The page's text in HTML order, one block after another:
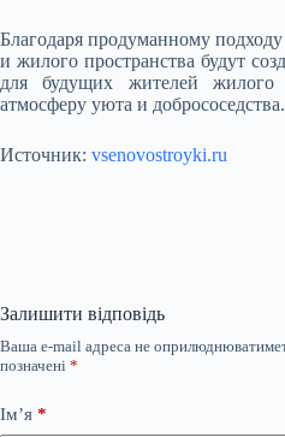
Благодаря продуманному
и жилого пространства будут
для будущих жителей жилого
атмосферу уюта и добрососедства.
Источник: vsenovostroyki.ru
Залишити відповідь
Ваша e-mail адреса не
позначені *
Ім’я *